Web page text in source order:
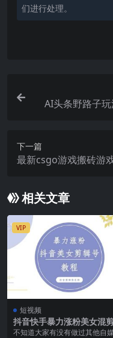
们进行处理。
AI头条野路子
下一篇
最新csgo游戏搬砖游
相关文章
VIP
短视频
抖音快手暴力涨粉美女混
频教程 百分百过原创图片
不知道大家有没有做过其他自媒